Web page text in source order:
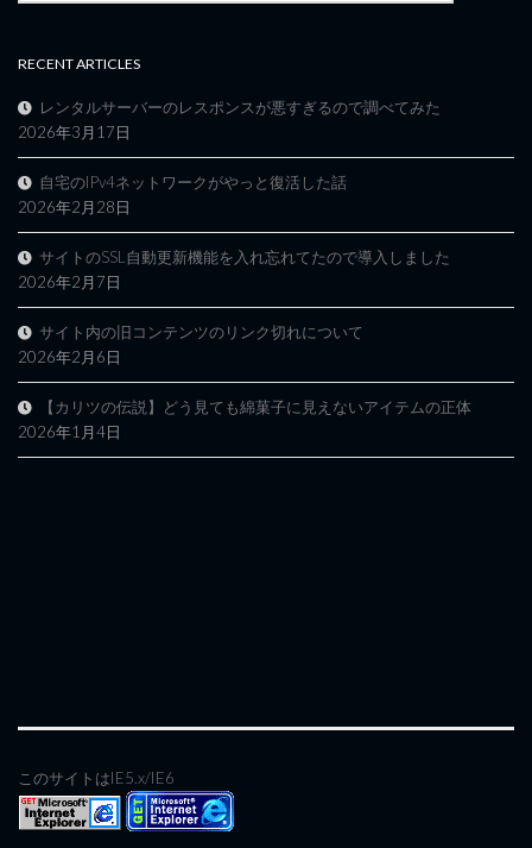
RECENT ARTICLES
レンタルサーバーのレスポンスが悪すぎるので調べてみた
2026年3月17日
自宅のIPv4ネットワークがやっと復活した話
2026年2月28日
サイトのSSL自動更新機能を入れ忘れてたので導入しました
2026年2月7日
サイト内の旧コンテンツのリンク切れについて
2026年2月6日
【カリツの伝説】どう見ても綿菓子に見えないアイテムの正体
2026年1月4日
このサイトはIE5.x/IE6